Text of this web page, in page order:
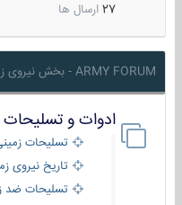
27 ارسال ها
ARMY FORUM - بخش نیروی زمینی
ادوات و تسلیحات
تسلیحات زمینی
تاریخ نیروی
تسلیحات ضد زره